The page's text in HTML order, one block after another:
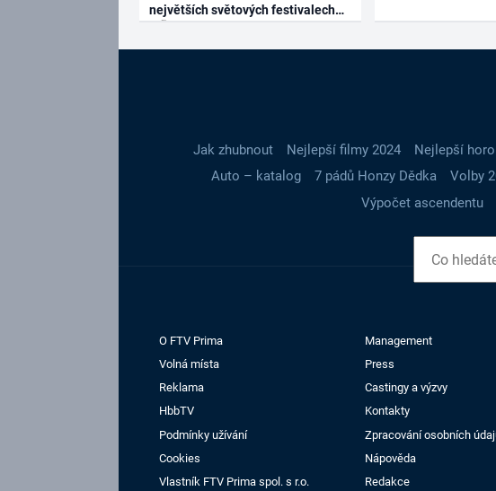
největších světových festivalech
Jak zhubnout Nejlepší filmy 2024 Nejlepší
Auto – katalog
7 pádů Honzy Dědka Volby
Výpočet ascendentu
O FTV Prima
Management
Volná místa
Press
Reklama
Castingy a výzvy
HbbTV
Kontakty
Podmínky užívání
Zpracování osobních
Cookies
Nápověda
Vlastník FTV Prima spol. s r.o.
Redakce